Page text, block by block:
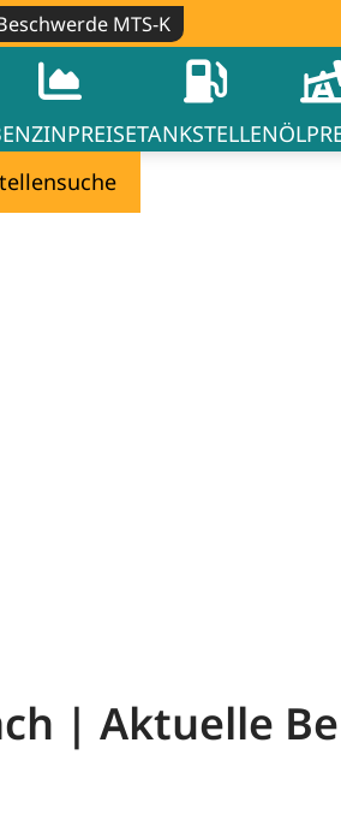
MTS-K
TANKSTELLEN
| Aktuelle